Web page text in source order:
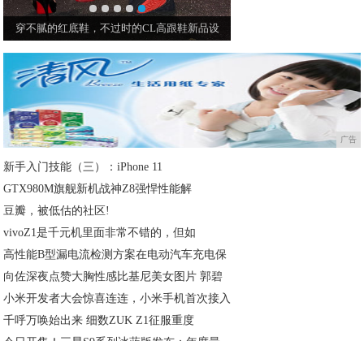
穿不腻的红底鞋，不过时的CL高跟鞋新品设
广告
新手入门技能（三）：iPhone 11
GTX980M旗舰新机战神Z8强悍性能解
豆瓣，被低估的社区!
vivoZ1是千元机里面非常不错的，但如
高性能B型漏电流检测方案在电动汽车充电保
向佐深夜点赞大胸性感比基尼美女图片 郭碧
小米开发者大会惊喜连连，小米手机首次接入
千呼万唤始出来 细数ZUK Z1征服重度